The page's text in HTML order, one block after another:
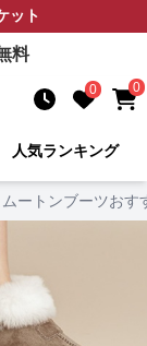
ット
料
0 0
人気ランキング
ムートンブーツお